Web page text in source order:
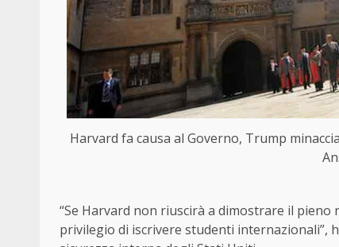
Harvard fa causa al Governo, Trump
“Se Harvard non riuscirà a dimostrare il
privilegio di iscrivere studenti internazionali”,